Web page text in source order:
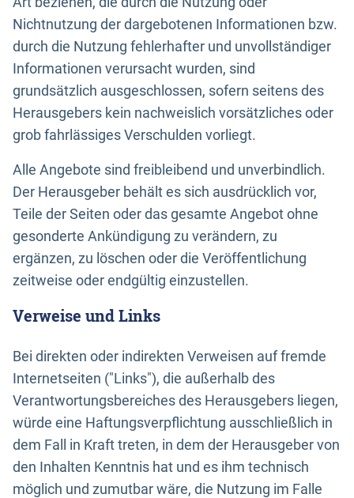
Nichtnutzung der dargebotenen Informationen bzw.
durch die Nutzung fehlerhafter und unvollständiger
Informationen verursacht wurden, sind
grundsätzlich ausgeschlossen, sofern seitens des
Herausgebers kein nachweislich vorsätzliches oder
grob fahrlässiges Verschulden vorliegt.
Alle Angebote sind freibleibend und unverbindlich.
Der Herausgeber behält es sich ausdrücklich vor,
Teile der Seiten oder das gesamte Angebot ohne
gesonderte Ankündigung zu verändern, zu
ergänzen, zu löschen oder die Veröffentlichung
zeitweise oder endgültig einzustellen.
Verweise und Links
Bei direkten oder indirekten Verweisen auf fremde
Internetseiten ("Links"), die außerhalb des
Verantwortungsbereiches des Herausgebers liegen,
würde eine Haftungsverpflichtung ausschließlich in
dem Fall in Kraft treten, in dem der Herausgeber von
den Inhalten Kenntnis hat und es ihm technisch
möglich und zumutbar wäre, die Nutzung im Falle